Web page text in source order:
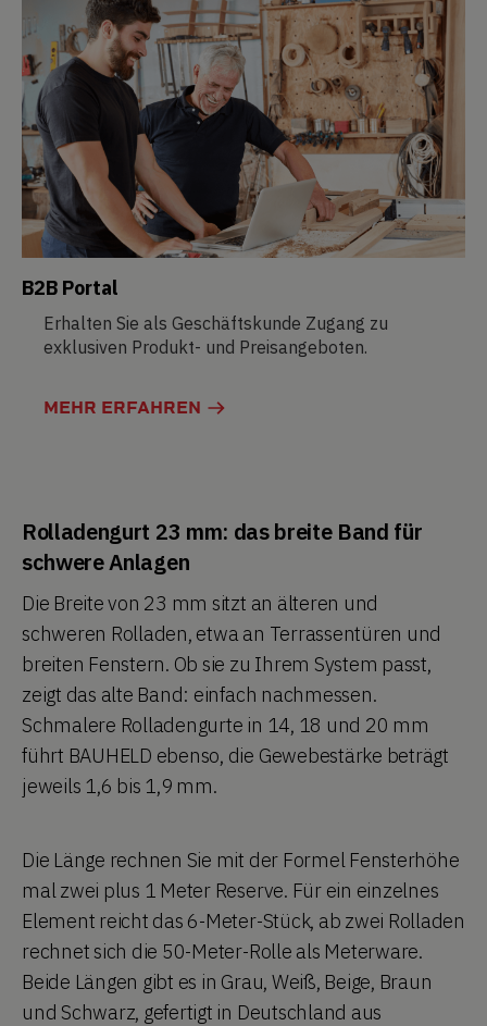
B2B Portal
Erhalten Sie als Geschäftskunde Zugang zu
exklusiven Produkt- und Preisangeboten.
MEHR ERFAHREN
Rolladengurt 23 mm: das breite Band für
schwere Anlagen
Die Breite von 23 mm sitzt an älteren und
schweren Rolladen, etwa an Terrassentüren und
breiten Fenstern. Ob sie zu Ihrem System passt,
zeigt das alte Band: einfach nachmessen.
Schmalere Rolladengurte in 14, 18 und 20 mm
führt BAUHELD ebenso, die Gewebestärke beträgt
jeweils 1,6 bis 1,9 mm.
Die Länge rechnen Sie mit der Formel Fensterhöhe
mal zwei plus 1 Meter Reserve. Für ein einzelnes
Element reicht das 6-Meter-Stück, ab zwei Rolladen
rechnet sich die 50-Meter-Rolle als Meterware.
Beide Längen gibt es in Grau, Weiß, Beige, Braun
und Schwarz, gefertigt in Deutschland aus